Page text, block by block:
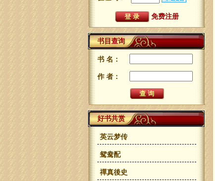
免费注册
书目查询
书 名：
作 者：
好书共赏
英云梦传
鸳鸯配
禪真後史